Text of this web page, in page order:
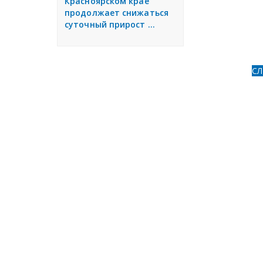
продолжает снижаться
суточный прирост ...